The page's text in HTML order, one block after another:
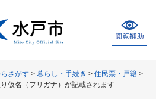
さがす > 暮らし・手続き > 住民票・戸籍 >
仮名（フリガナ）が記載されます